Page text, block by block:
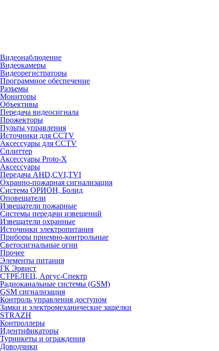
Видеонаблюдение
Видеокамеры
Видеорегистраторы
Программное обеспечение
Разъемы
Мониторы
Объективы
Передача видеосигнала
Прожекторы
Пульты управления
Источники для CCTV
Аксессуары для CCTV
Сплиттер
Аксессуары Proto-X
Аксессуары
Передача AHD,CVI,TVI
Охранно-пожарная сигнализация
Система ОРИОН, Болид
Оповещатели
Извещатели пожарные
Системы передачи извещений
Извещатели охранные
Источники электропитания
Приборы приемно-контрольные
Светосигнальные огни
Прочее
Элементы питания
ГК Эрвист
СТРЕЛЕЦ, Аргус-Спектр
Радиоканальные системы (GSM)
GSM сигнализация
Контроль управления доступом
Замки и электромеханические защелки
STRAZH
Контроллеры
Идентификаторы
Турникеты и ограждения
Доводчики